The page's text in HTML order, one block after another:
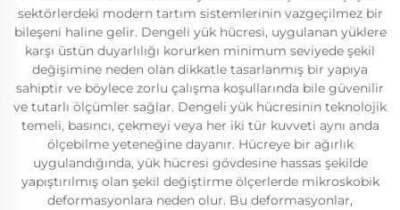
sektörlerdeki modern tartım sistemlerinin vazgeçilmez bir
bileşeni haline gelir. Dengeli yük hücresi, uygulanan yüklere
karşı üstün duyarlılığı korurken minimum seviyede şekil
değişimine neden olan dikkatle tasarlanmış bir yapıya
sahiptir ve böylece zorlu çalışma koşullarında bile güvenilir
ve tutarlı ölçümler sağlar. Dengeli yük hücresinin teknolojik
temeli, basıncı, çekmeyi veya her iki tür kuvveti aynı anda
ölçebilme yeteneğine dayanır. Hücreye bir ağırlık
uygulandığında, yük hücresi gövdesine hassas şekilde
yapıştırılmış olan şekil değiştirme ölçerlerde mikroskobik
deformasyonlara neden olur. Bu deformasyonlar,